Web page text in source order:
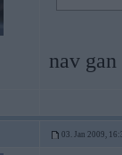
nav gan
03. Jan 2009,